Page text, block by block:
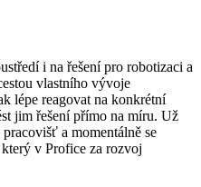
i na řešení pro robotizaci a
vlastního vývoje
lépe reagovat na konkrétní
jim řešení přímo na míru. Už
a momentálně se
v Profice za rozvoj